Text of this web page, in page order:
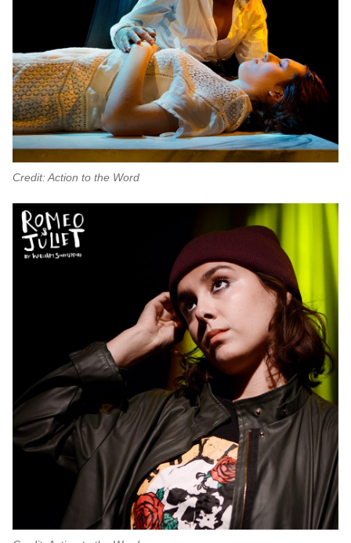
Credit: Action to the Word